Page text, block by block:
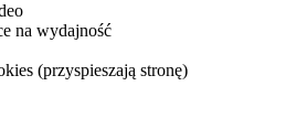
na wydajność
(przyspieszają stronę)